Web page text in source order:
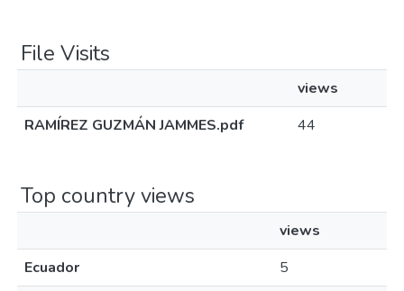
File Visits
views
RAMÍREZ GUZMÁN JAMMES.pdf
44
Top country views
views
Ecuador
5